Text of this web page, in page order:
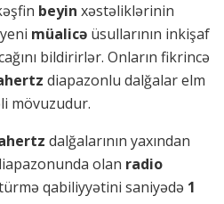
beyin xəstəliklərinin
müalicə üsullarının inkişaf
bildirirlər. Onların fikrincə
diapazonlu dalğalar elm
mövuzudur.
dalğalarının yaxından
olan radio
qabiliyyətini saniyədə 1